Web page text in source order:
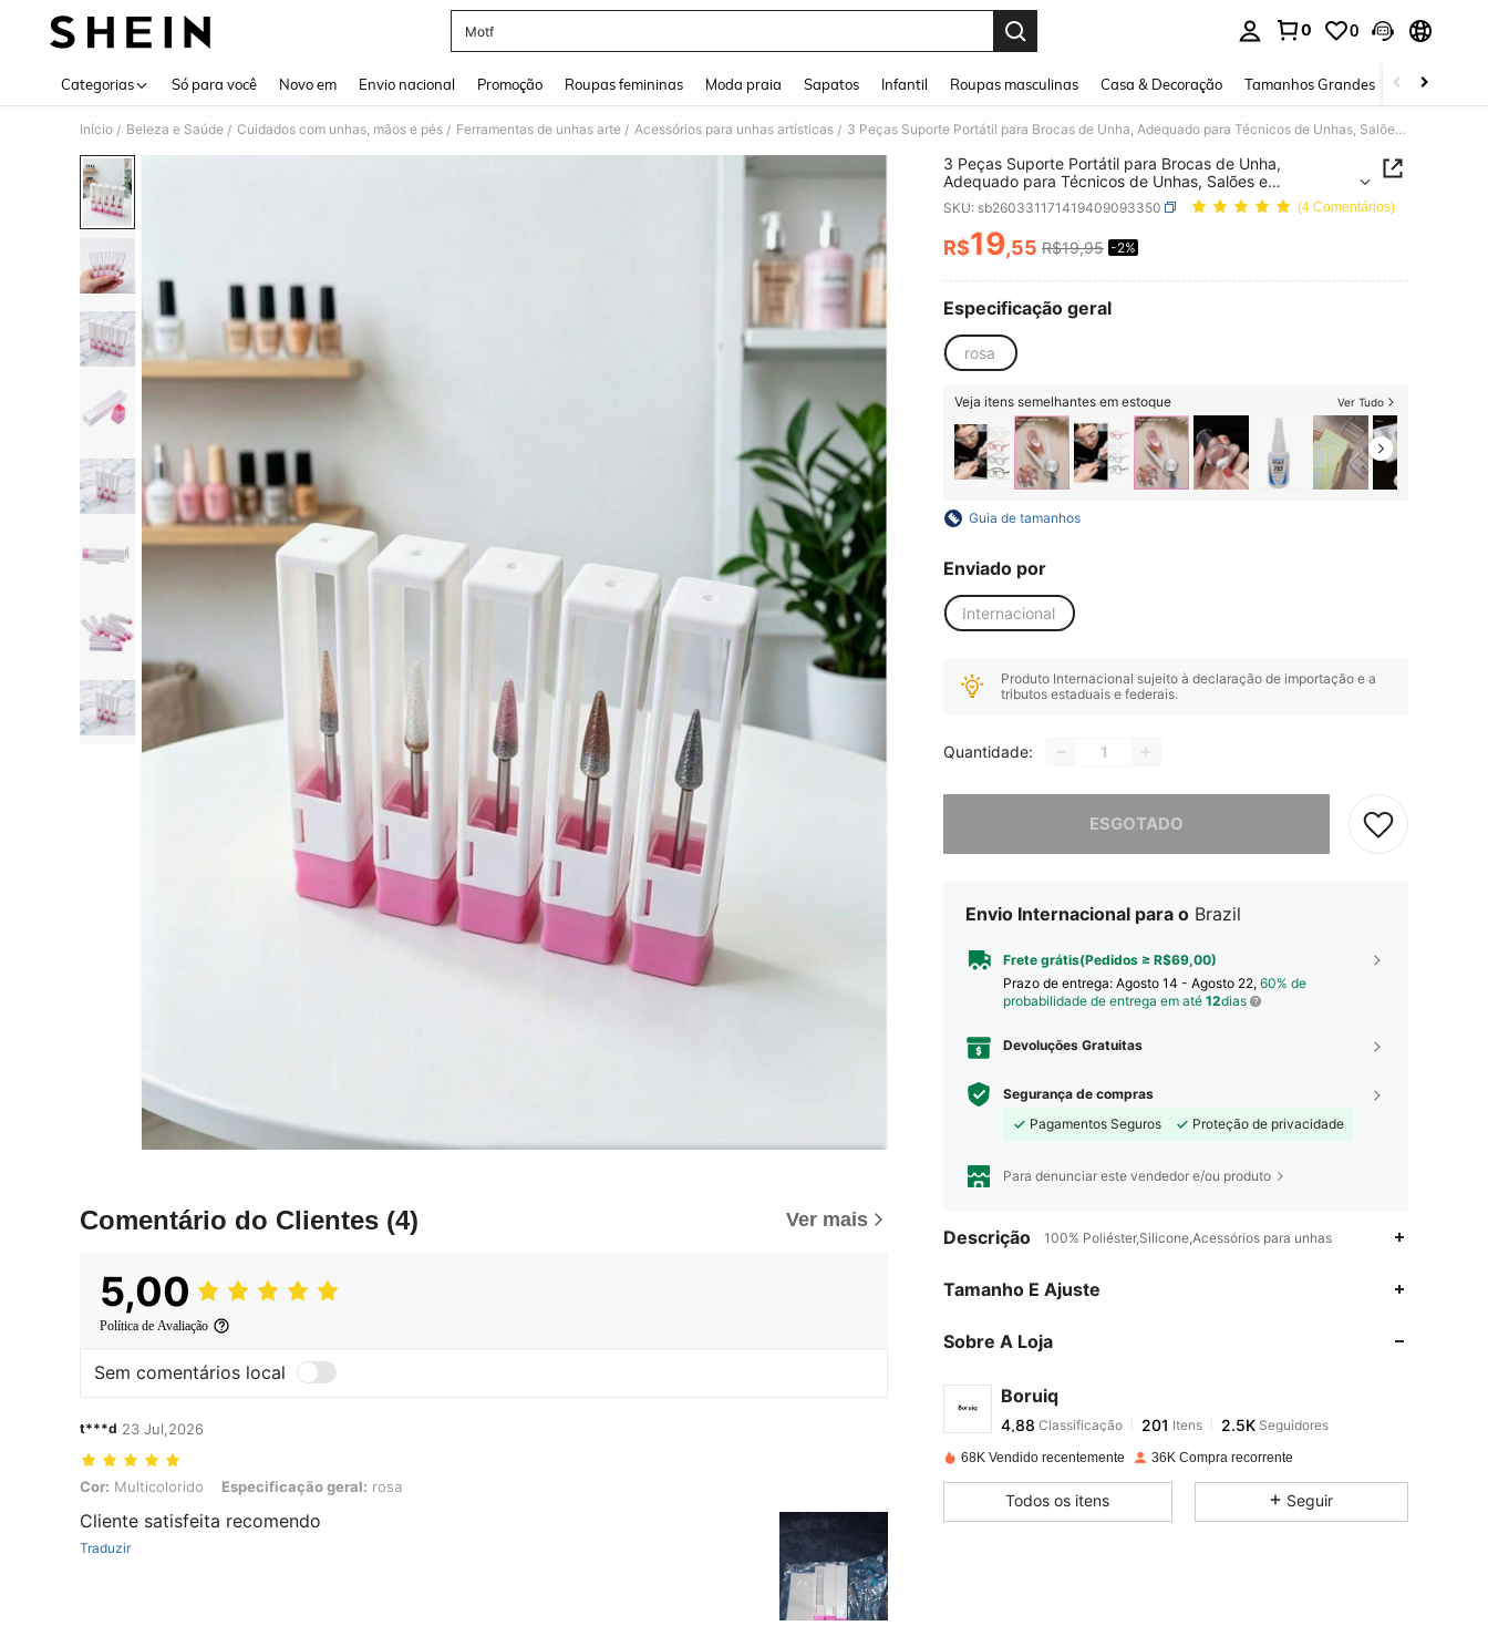
Motf
0 0
Categorias Só para você Novo em Envio nacional Promoção Roupas femininas Moda praia Sapatos Infantil Roupas masculinas Casa & Decoração Tamanhos Grandes Joias e
Início / Beleza e Saúde / Cuidados com unhas, mãos e pés / Ferramentas de unhas arte / Acessórios para unhas artísticas / 3 Peças Suporte Portátil para Brocas de Unha, Adequado para Técnicos de Unhas, Salões e Ferramentas de Manicure Doméstica, Caixa de Armazenamento de Brocas de Unha de Plástico Transparente com 2,35mm de Diâmetro
Comentário do Clientes (4) Ver mais
5,00
Política de Avaliação
Sem comentários local
t***d 23 Jul,2026
Cor: Multicolorido, Especificação geral: rosa
Cor: Multicolorido Especificação geral: rosa
Cliente satisfeita recomendo
Traduzir
3 Peças Suporte Portátil para Brocas de Unha,
Adequado para Técnicos de Unhas, Salões e
Ferramentas de Manicure Doméstica, Caixa de
Armazenamento de Brocas de Unha de Plástico
Transparente com 2,35mm de Diâmetro
SKU: sb260331171419409093350 (4 Comentários)
PRICE AND AVAILABILITY
R$19,55 R$19,95 -2%
Especificação geral
rosa
Veja itens semelhantes em estoque Ver Tudo
Guia de tamanhos
Enviado por
Internacional
Produto Internacional sujeito à declaração de importação e a
tributos estaduais e federais.
Quantidade:
ESGOTADO
Desculpe, este produto está esgotado.
Envio Internacional para o Brazil
Frete grátis(Pedidos ≥ R$69,00)
Prazo de entrega: Agosto 14 - Agosto 22, 60% de
probabilidade de entrega em até 12dias
Devoluções Gratuitas
Segurança de compras
Pagamentos Seguros
Proteção de privacidade
Para denunciar este vendedor e/ou produto
Descrição 100% Poliéster,Silicone,Acessórios para unhas
Tamanho E Ajuste
Sobre A Loja
Boruiq
4,88
4,88Classificação
j***opago1 dia atrás
68K Vendido recentemente 36K Compra recorrente
Todos os itens Seguir